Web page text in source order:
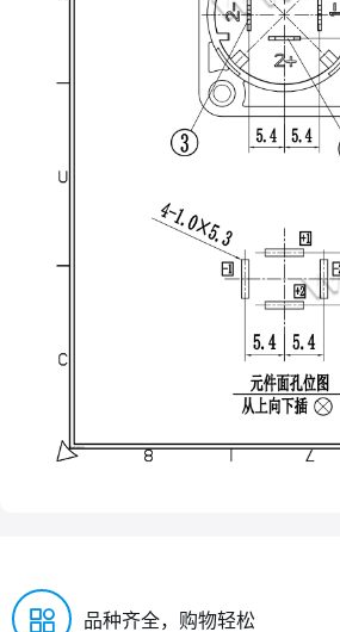
品种齐全，购物轻松